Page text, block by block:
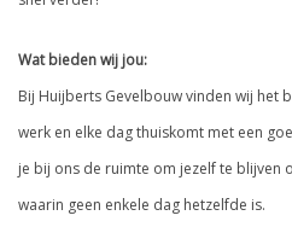
Wat bieden wij jou:
Bij Huijberts Gevelbouw vinden wij het
werk en elke dag thuiskomt met een
je bij ons de ruimte om jezelf te blijven
waarin geen enkele dag hetzelfde is.